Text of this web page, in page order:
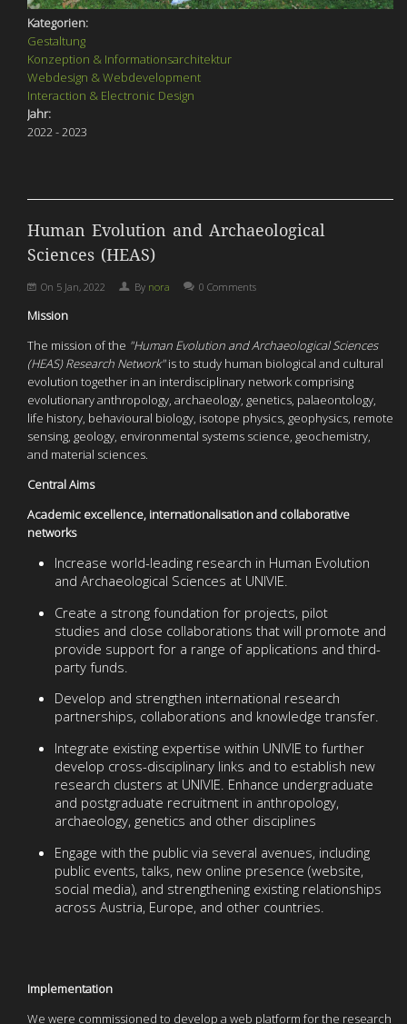
Kategorien:
Gestaltung
Konzeption & Informationsarchitektur
Webdesign & Webdevelopment
Interaction & Electronic Design
Jahr:
2022 - 2023
Human Evolution and Archaeological
Sciences (HEAS)
On 5 Jan, 2022 By nora 0 Comments
Mission
The mission of the "Human Evolution and Archaeological Sciences
(HEAS) Research Network"is to study human biological and cultural
evolution together in an interdisciplinary network comprising
evolutionary anthropology, archaeology, genetics, palaeontology,
life history, behavioural biology, isotope physics, geophysics, remote
sensing, geology, environmental systems science, geochemistry,
and material sciences.
Central Aims
Academic excellence, internationalisation and collaborative
networks
Increase world-leading research in Human Evolution
and Archaeological Sciences at UNIVIE.
Create a strong foundation for projects, pilot
studies and close collaborations that will promote and
provide support for a range of applications and third-
party funds.
Develop and strengthen international research
partnerships, collaborations and knowledge transfer.
Integrate existing expertise within UNIVIE to further
develop cross-disciplinary links and to establish new
research clusters at UNIVIE. Enhance undergraduate
and postgraduate recruitment in anthropology,
archaeology, genetics and other disciplines
Engage with the public via several avenues, including
public events, talks, new online presence (website,
social media), and strengthening existing relationships
across Austria, Europe, and other countries.
Implementation
We were commissioned to develop a web platform for the research